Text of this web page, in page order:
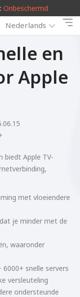
Onbeschermd
Nederlands
en
Apple
biedt Apple TV-
met vloeiendere
je minder met de
waaronder
6000+ snelle servers
versleuteling
ondersteunde